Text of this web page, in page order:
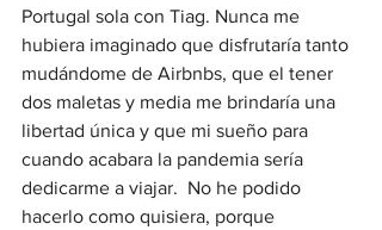
Portugal sola con Tiag. Nunca me
hubiera imaginado que disfrutaría tanto
mudándome de Airbnbs, que el tener
dos maletas y media me brindaría una
libertad única y que mi sueño para
cuando acabara la pandemia sería
dedicarme a viajar.  No he podido
hacerlo como quisiera, porque